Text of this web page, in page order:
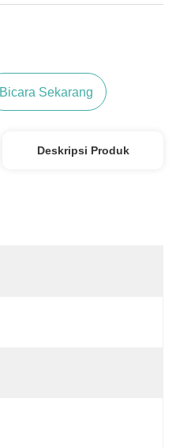
Bicara Sekarang
Deskripsi Produk